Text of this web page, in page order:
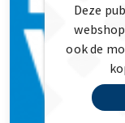
Deze
ook de